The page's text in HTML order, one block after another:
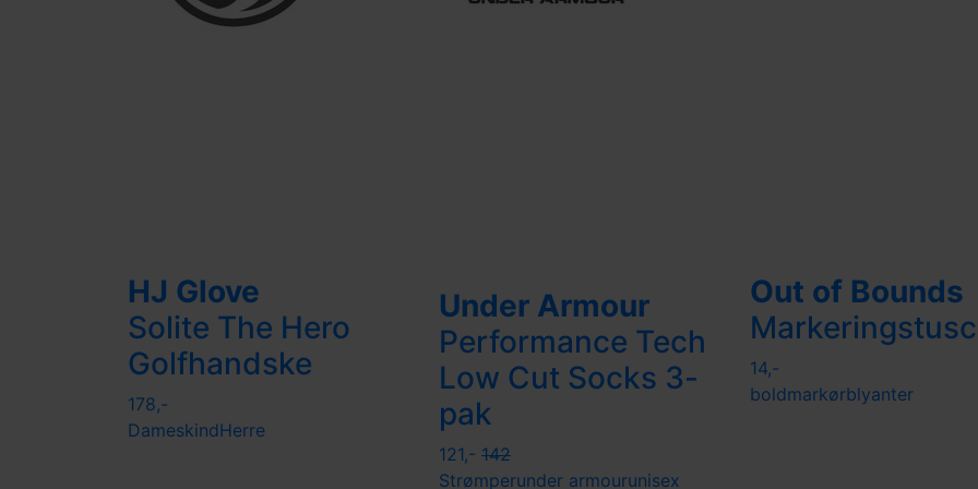
HJ Glove
Solite The Hero
Golfhandske
178,-
DameskindHerre
Under Armour
Performance Tech
Low Cut Socks 3-
pak
121,- 142
Strømperunder armourunisex
Out of Bounds
14,-
boldmarkørblyanter